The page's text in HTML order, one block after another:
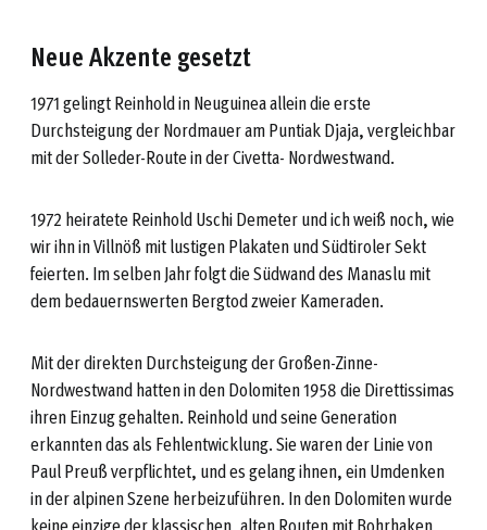
Neue Akzente gesetzt
1971 gelingt Reinhold in Neuguinea allein die erste
Durchsteigung der Nordmauer am Puntiak Djaja, vergleichbar
mit der Solleder-Route in der Civetta- Nordwestwand.
1972 heiratete Reinhold Uschi Demeter und ich weiß noch, wie
wir ihn in Villnöß mit lustigen Plakaten und Südtiroler Sekt
feierten. Im selben Jahr folgt die Südwand des Manaslu mit
dem bedauernswerten Bergtod zweier Kameraden.
Mit der direkten Durchsteigung der Großen-Zinne-
Nordwestwand hatten in den Dolomiten 1958 die Direttissimas
ihren Einzug gehalten. Reinhold und seine Generation
erkannten das als Fehlentwicklung. Sie waren der Linie von
Paul Preuß verpflichtet, und es gelang ihnen, ein Umdenken
in der alpinen Szene herbeizuführen. In den Dolomiten wurde